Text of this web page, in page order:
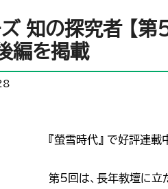
ズ 知の探究者 【
後編を掲載
『螢雪時代』 で好評連
第5回は、長年教壇に立